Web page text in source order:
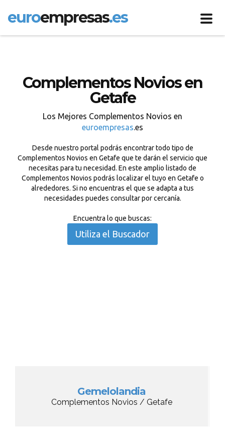
euroempresas.es
Complementos Novios en
Getafe
Los Mejores Complementos Novios en
euroempresas.es
Desde nuestro portal podrás encontrar todo tipo de
Complementos Novios en Getafe que te darán el servicio que
necesitas para tu necesidad. En este amplio listado de
Complementos Novios podrás localizar el tuyo en Getafe o
alrededores. Si no encuentras el que se adapta a tus
necesidades puedes consultar por cercanía.
Encuentra lo que buscas:
Utiliza el Buscador
Gemelolandia
Complementos Novios / Getafe